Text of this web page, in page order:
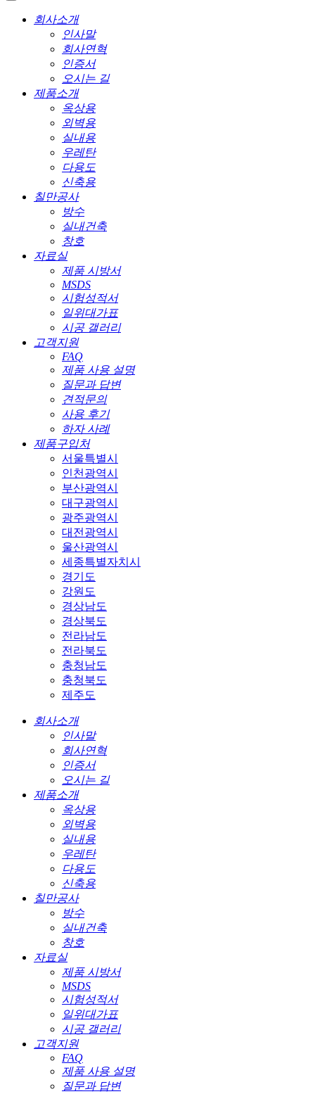
회사소개
인사말
회사연혁
인증서
오시는 길
제품소개
옥상용
외벽용
실내용
우레탄
다용도
신축용
칠만공사
방수
실내건축
창호
자료실
제품 시방서
MSDS
시험성적서
일위대가표
시공 갤러리
고객지원
FAQ
제품 사용 설명
질문과 답변
견적문의
사용 후기
하자 사례
제품구입처
서울특별시
인천광역시
부산광역시
대구광역시
광주광역시
대전광역시
울산광역시
세종특별자치시
경기도
강원도
경상남도
경상북도
전라남도
전라북도
충청남도
충청북도
제주도
회사소개
인사말
회사연혁
인증서
오시는 길
제품소개
옥상용
외벽용
실내용
우레탄
다용도
신축용
칠만공사
방수
실내건축
창호
자료실
제품 시방서
MSDS
시험성적서
일위대가표
시공 갤러리
고객지원
FAQ
제품 사용 설명
질문과 답변